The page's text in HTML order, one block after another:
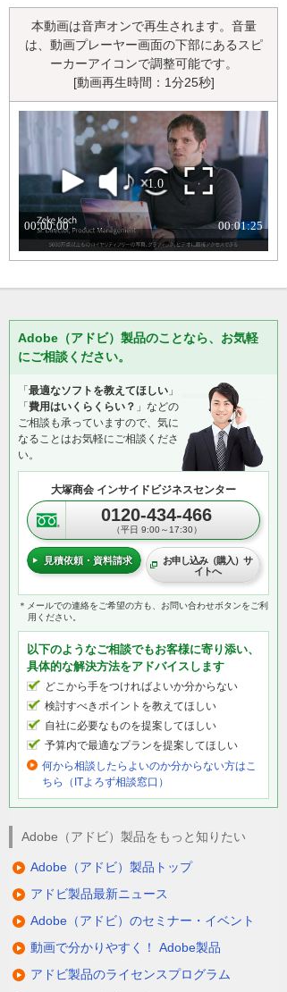
本動画は音声オンで再生されます。音量
は、動画プレーヤー画面の下部にあるスピ
ーカーアイコンで調整可能です。
[動画再生時間：1分25秒]
Adobe（アドビ）製品のことなら、お気軽
にご相談ください。
「最適なソフトを教えてほしい 」
「費用はいくらくらい？ 」などの
ご相談も承っていますので、気に
なることはお気軽にご相談くださ
い。
大塚商会 インサイドビジネスセンター
0120-434-466
（平日 9:00～17:30）
見積依頼・資料請求
お申し込み（購入）サ
イトへ
＊メールでの連絡をご希望の方も、お問い合わせボタンをご利
用ください。
以下のようなご相談でもお客様に寄り添い、
具体的な解決方法をアドバイスします
どこから手をつければよいか分からない
検討すべきポイントを教えてほしい
自社に必要なものを提案してほしい
予算内で最適なプランを提案してほしい
何から相談したらよいのか分からない方はこ
ちら（ITよろず相談窓口）
Adobe（アドビ）製品をもっと知りたい
Adobe（アドビ）製品トップ
アドビ製品最新ニュース
Adobe（アドビ）のセミナー・イベント
動画で分かりやすく！ Adobe製品
アドビ製品のライセンスプログラム